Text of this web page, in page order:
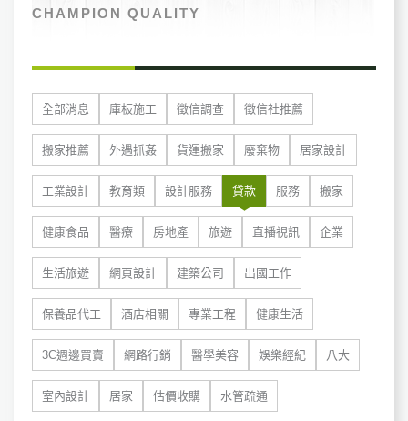
CHAMPION QUALITY
全部消息 庫板施工 徵信調查 徵信社推薦
搬家推薦 外遇抓姦 貨運搬家 廢棄物 居家設計
工業設計 教育類 設計服務 貸款 服務 搬家
健康食品 醫療 房地產 旅遊 直播視訊 企業
生活旅遊 網頁設計 建築公司 出國工作
保養品代工 酒店相關 專業工程 健康生活
3C週邊買賣 網路行銷 醫學美容 娛樂經紀 八大
室內設計 居家 估價收購 水管疏通